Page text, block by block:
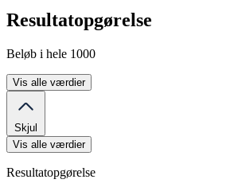
Resultatopgørelse
Beløb i hele 1000
Vis alle værdier
Skjul
Vis alle værdier
Resultatopgørelse